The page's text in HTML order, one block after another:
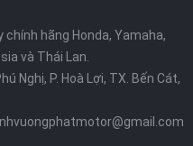
chính hãng Honda, Yamaha,
và Thái Lan.
Nghị, P. Hoà Lợi, TX. Bến Cát,